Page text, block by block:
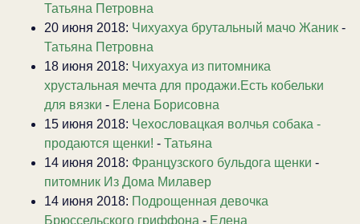
Татьяна Петровна
20 июня 2018: Чихуахуа брутальный мачо Жаник -
Татьяна Петровна
18 июня 2018: Чихуахуа из питомника
хрустальная мечта для продажи.Есть кобельки
для вязки - Елена Борисовна
15 июня 2018: Чехословацкая волчья собака -
продаются щенки! - Татьяна
14 июня 2018: Французского бульдога щенки -
питомник Из Дома Милавер
14 июня 2018: Подрощенная девочка
Брюссельского гриффона - Елена